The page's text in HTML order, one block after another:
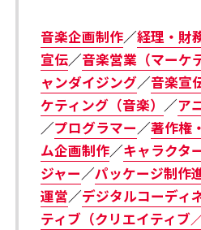
音楽企画制作／経理・財
宣伝／音楽営業（マーケ
ャンダイジング／音楽宣
ケティング（音楽） ／ア
／プログラマー／著作権
ム企画制作／キャラクタ
ジャー／パッケージ制作
運営／デジタルコーディ
ティブ（クリエイティブ